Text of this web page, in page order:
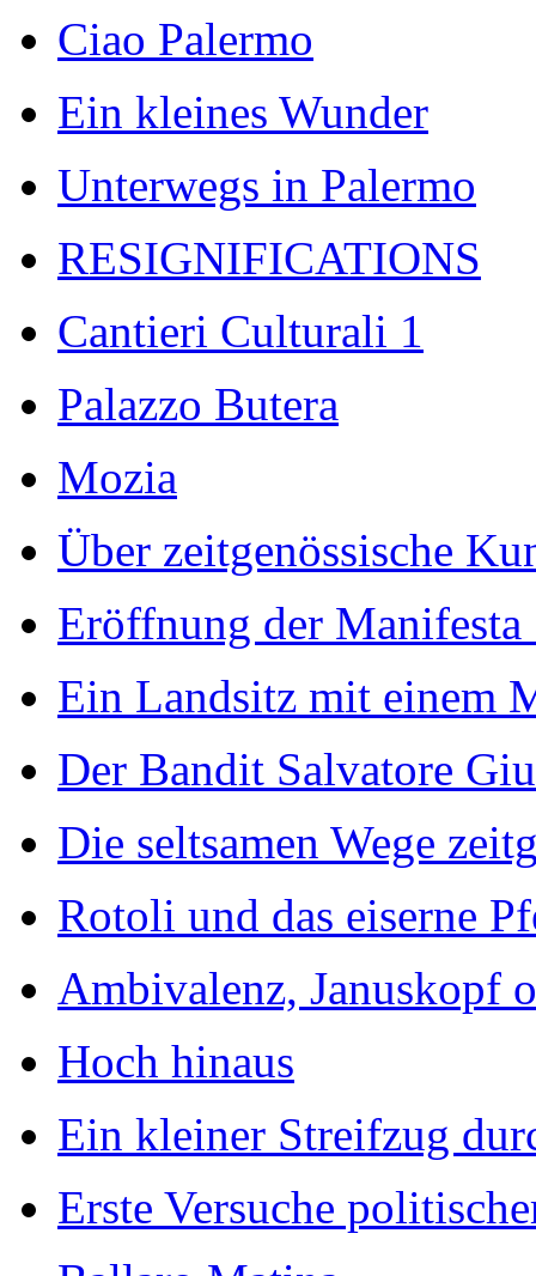
Ciao Palermo
Ein kleines Wunder
Unterwegs in Palermo
RESIGNIFICATIONS
Cantieri Culturali 1
Palazzo Butera
Mozia
Über zeitgenössische
Eröffnung der Manifesta
Ein Landsitz mit einem
Der Bandit Salvatore
Die seltsamen Wege
Rotoli und das eiserne
Ambivalenz, Januskopf
Hoch hinaus
Ein kleiner Streifzug
Erste Versuche